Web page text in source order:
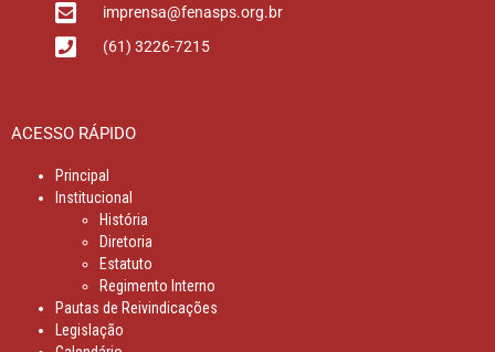
imprensa@fenasps.org.br
(61) 3226-7215
ACESSO RÁPIDO
Principal
Institucional
História
Diretoria
Estatuto
Regimento Interno
Pautas de Reivindicações
Legislação